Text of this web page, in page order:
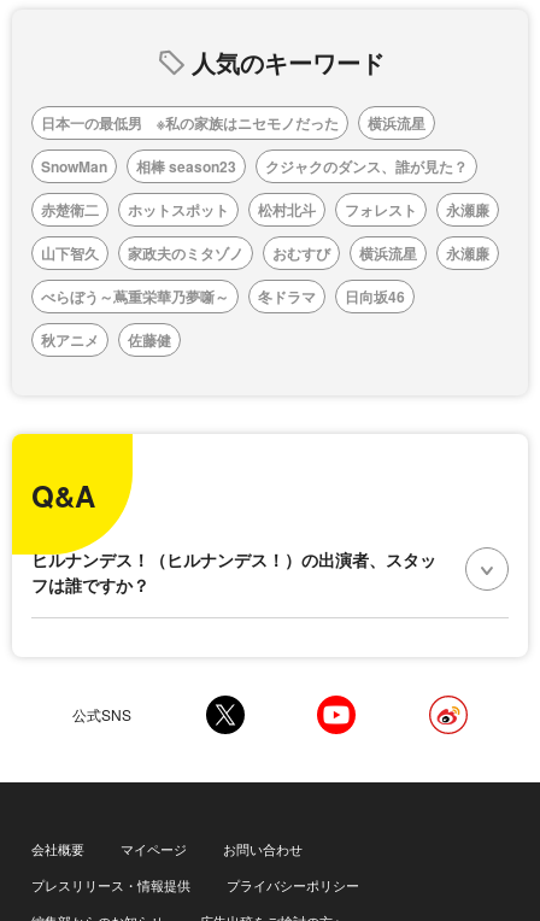
人気のキーワード
日本一の最低男 ※私の家族はニセモノだった
横浜流星
SnowMan
相棒 season23
クジャクのダンス、誰が見た？
赤楚衛二
ホットスポット 松村北斗 フォレスト
永瀬廉
山下智久
家政夫のミタゾノ おむすび 横浜流星
永瀬廉
べらぼう～蔦重栄華乃夢噺～
冬ドラマ
日向坂46
秋アニメ
佐藤健
Q&A
ヒルナンデス！（ヒルナンデス！）の出演者、スタッ
フは誰ですか？
公式SNS
会社概要 マイページ
お問い合わせ
プレスリリース・情報提供
プライバシーポリシー